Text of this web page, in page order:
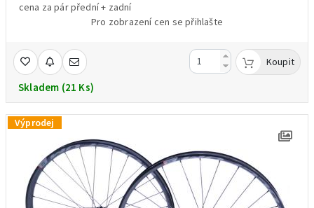
cena za pár přední + zadní
Pro zobrazení cen se přihlašte
Skladem (21 Ks)
Koupit
Výprodej